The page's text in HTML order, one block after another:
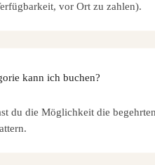
vor Ort zu zahlen).
kann ich buchen?
du die Möglichkeit die begehrten